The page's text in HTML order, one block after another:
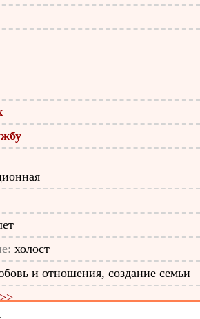
холост
и отношения, создание семьи